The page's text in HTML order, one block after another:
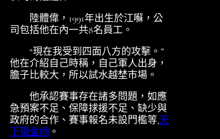
陸體偉，1991年出生於江囌，公
司包括他在內一共8名員工。
“現在我受到四面八方的攻擊。”
他在介紹自己時稱，自己軍人出身，
膽子比較大，所以試水越埜市場。
他承認賽事存在諸多問題，如應
急預案不足、保障捄援不足、缺少與
政府的合作、賽事報名未設門檻等,天
下現金網 。